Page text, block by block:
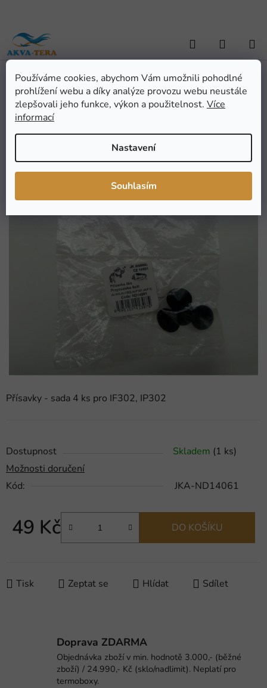
Používáme cookies, abychom Vám umožnili pohodlné
prohlížení webu a díky analýze provozu webu neustále
zlepšovali jeho funkce, výkon a použitelnost. Více
informací
Nastavení
Souhlasím
obsah
Hledat
KOŠÍK
Domů / AKVARISTIKA / Akvarijní technika / Vzduchování - přísl.
Přísavky - sada 4 ks pro Atman IF302, IP302
Přísavky - sada 4 ks pro IF302, IP302
Dostupnost Skladem (1 ks)
Možnosti doručení
Kód:
JKA-ND14061
49 Kč
Měrná cena:
DO KOŠÍKU
Tisk Zeptat se Hlídat Sdílet
Přísavky - sada 4 ks pro
Atman IF302, IP302
hodnocení
0,0
Podrobnosti hodnocení
Značka:Atman
Doprava ZDARMA
Objednávka zboží v min. hodnotě 3.000,- (běžné
zboží) / 24.990,- Kč (sklo/nadlimit). Neplatí pro
termoboxy.